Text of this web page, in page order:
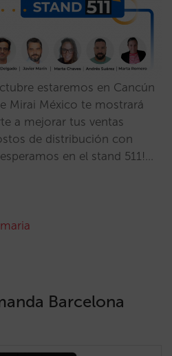
estaremos en Cancún
Mirai México te mostrará
a mejorar tus ventas
de distribución con
en el stand 511!…
Barcelona